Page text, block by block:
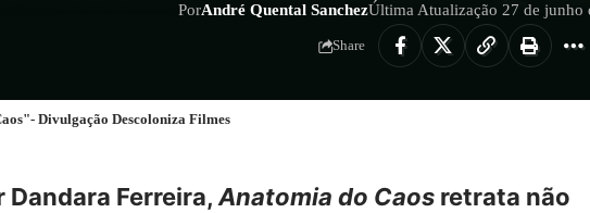
PorAndré Quental SanchezÚltima Atualização 27 de junho
Share
Divulgação Descoloniza Filmes
Ferreira, Anatomia do Caos retrata não